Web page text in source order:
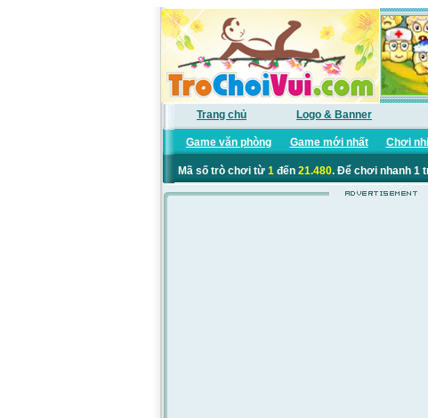
Trang chủ Logo & Banner
Game văn phòng Game mới nhất Chơi
Mã số trò chơi từ 1đến 21.480. Để chơi nhanh 1